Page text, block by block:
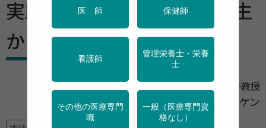
実践者に向けてデーケン先生
からのメッセージ
上智大学名誉教授
アルフォンス ・デーケン
医 師 保健師
看護師
管理栄養士・栄養
士
その他の医療専門
職
一般（医療専門資
格なし）